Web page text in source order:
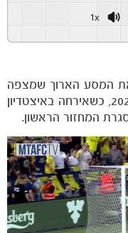
1x
המסע הארוך שמצפה
לה בליגת ONE ZERO לעונת 2023/24, כשאירחה באיצטדיון
המחזור הראשון.